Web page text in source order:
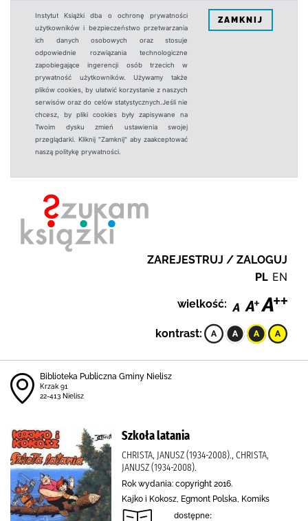
Instytut Książki dba o ochronę prywatności
użytkowników i bezpieczeństwo przetwarzania
ich danych osobowych oraz stosuje
odpowiednie rozwiązania technologiczne
zapobiegające ingerencji osób trzecich w
prywatność użytkowników. Używamy także
plików cookies, by ułatwić korzystanie z naszych
serwisów oraz do celów statystycznych.Jeśli nie
chcesz, by pliki cookies były zapisywane na
Twoim dysku zmień ustawienia swojej
przeglądarki. Kliknij "Zamknij" aby zaakceptować
naszą politykę prywatności.
ZAMKNIJ
ZAREJESTRUJ / ZALOGUJ
PL EN
wielkość:
kontrast:
Biblioteka Publiczna Gminy Nielisz
Krzak 91
22-413 Nielisz
Szkoła latania
CHRISTA, JANUSZ (1934-2008)., CHRISTA,
JANUSZ (1934-2008).
Rok wydania: copyright 2016.
Kajko i Kokosz, Egmont Polska, Komiks
dostępne: